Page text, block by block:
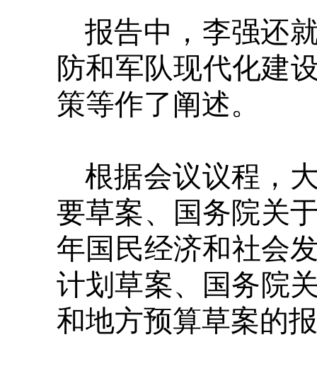
报告中，李强还
防和军队现代化建
策等作了阐述。
根据会议议程，
要草案、国务院关
年国民经济和社会
计划草案、国务院
和地方预算草案的